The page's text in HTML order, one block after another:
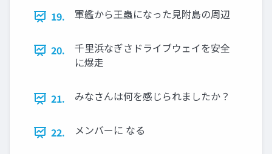
19. 軍艦から王蟲になった見附島の周辺
20.
千里浜なぎさドライブウェイを安全
に爆走
21. みなさんは何を感じられましたか？
22. メンバーに なる